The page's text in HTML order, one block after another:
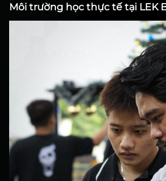
Môi trường học thực tế tại LEK